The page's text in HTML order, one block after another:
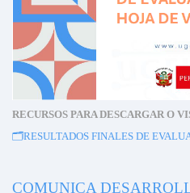
RECURSOS PARA DESCARGAR O
🗂️RESULTADOS FINALES DE
COMUNICA